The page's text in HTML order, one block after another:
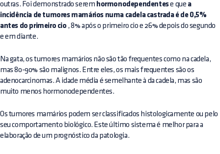
outras. Foi demonstrado serem hormonodependentese que a
incidência de tumores mamários numa cadela castrada é de 0,5%
antes do primeiro cio , 8% após o primeiro cio e 26% depois do segundo
e em diante.
Na gata, os tumores mamários não são tão frequentes como na cadela,
mas 80-90% são malignos. Entre eles, os mais frequentes são os
adenocarcinomas. A idade média é semelhante à da cadela, mas são
muito menos hormonodependentes.
Os tumores mamários podem ser classificados histologicamente ou pelo
seu comportamento biológico. Este último sistema é melhor para a
elaboração de um prognóstico da patologia.